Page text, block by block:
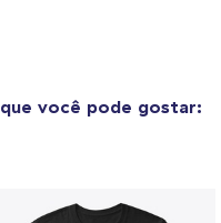
que você pode gostar: